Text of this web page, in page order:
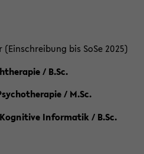
bis SoSe 2025)
/ B.Sc.
/ M.Sc.
Informatik / B.Sc.